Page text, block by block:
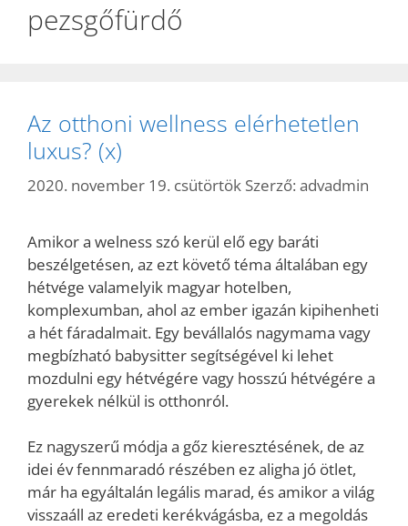
pezsgőfürdő
Az otthoni wellness elérhetetlen
luxus? (x)
2020. november 19. csütörtök Szerző: advadmin
Amikor a welness szó kerül elő egy baráti
beszélgetésen, az ezt követő téma általában egy
hétvége valamelyik magyar hotelben,
komplexumban, ahol az ember igazán kipihenheti
a hét fáradalmait. Egy bevállalós nagymama vagy
megbízható babysitter segítségével ki lehet
mozdulni egy hétvégére vagy hosszú hétvégére a
gyerekek nélkül is otthonról.
Ez nagyszerű módja a gőz kieresztésének, de az
idei év fennmaradó részében ez aligha jó ötlet,
már ha egyáltalán legális marad, és amikor a világ
visszaáll az eredeti kerékvágásba, ez a megoldás